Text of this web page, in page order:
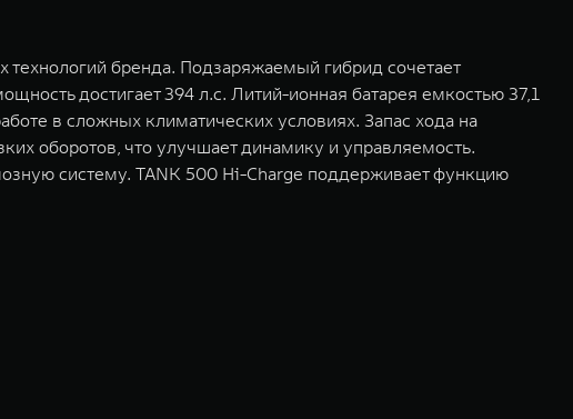
бренда. Подзаряжаемый гибрид сочетает
достигает 394 л.с. Литий-ионная батарея емкостью 37,1
в сложных климатических условиях. Запас хода на
оборотов, что улучшает динамику и управляемость.
систему. TANK 500 Hi-Charge поддерживает функцию